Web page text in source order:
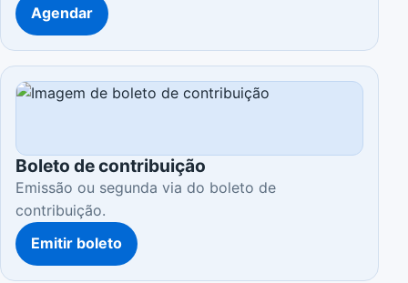
Agendar
Boleto de contribuição
Emissão ou segunda via do boleto de
contribuição.
Emitir boleto